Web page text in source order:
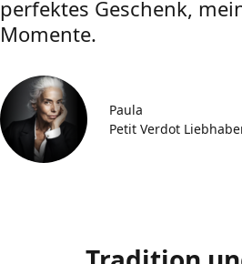
perfektes Geschenk,
Momente.
Paula
Petit Verdot